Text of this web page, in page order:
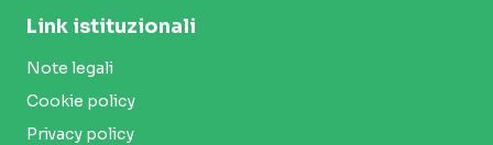
Link istituzionali
Note legali
Cookie policy
Privacy policy